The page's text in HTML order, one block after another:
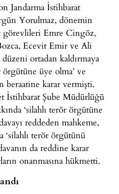
Jandarma İstihbarat
Yorulmaz, dönemin
görevlileri Emre Cingöz,
Ecevit Emir ve Ali
ortadan kaldırmaya
örgütüne üye olma’ ve
beraatine karar vermişti.
Şube Müdürlüğü
‘silahlı terör örgütüne
reddeden mahkeme,
‘silahlı terör örgütünü
da reddine karar
onanmasına hükmetti.